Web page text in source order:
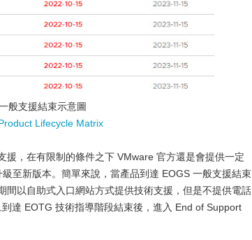
般支援結束示意圖
Lifecycle Matrix
，在有限制的條件之下 VMware 官方還是會提供一定
至新版本。簡單來說，當產品到達 EOGS 一般支援結束
以自助式入口網站方式提供技術支援，但是不提供電話
達 EOTG 技術指導階段結束後，進入 End of Support